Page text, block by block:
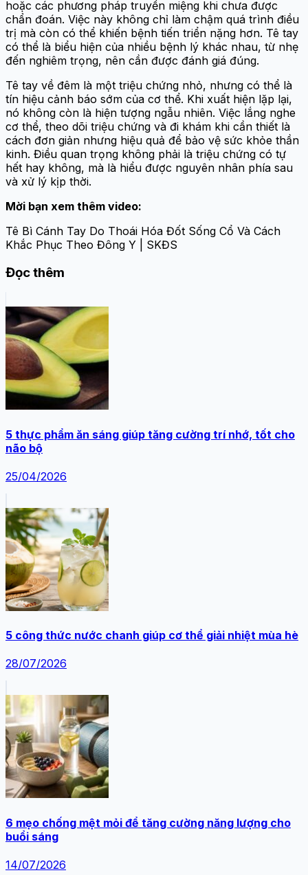
hoặc các phương pháp truyền miệng khi chưa được
chẩn đoán. Việc này không chỉ làm chậm quá trình điều
trị mà còn có thể khiến bệnh tiến triển nặng hơn. Tê tay
có thể là biểu hiện của nhiều bệnh lý khác nhau, từ nhẹ
đến nghiêm trọng, nên cần được đánh giá đúng.
Tê tay về đêm là một triệu chứng nhỏ, nhưng có thể là
tín hiệu cảnh báo sớm của cơ thể. Khi xuất hiện lặp lại,
nó không còn là hiện tượng ngẫu nhiên. Việc lắng nghe
cơ thể, theo dõi triệu chứng và đi khám khi cần thiết là
cách đơn giản nhưng hiệu quả để bảo vệ sức khỏe thần
kinh. Điều quan trọng không phải là triệu chứng có tự
hết hay không, mà là hiểu được nguyên nhân phía sau
và xử lý kịp thời.
Mời bạn xem thêm video:
Tê Bì Cánh Tay Do Thoái Hóa Đốt Sống Cổ Và Cách
Khắc Phục Theo Đông Y | SKĐS
Đọc thêm
5 thực phẩm ăn sáng giúp tăng cường trí nhớ, tốt cho
não bộ
25/04/2026
5 công thức nước chanh giúp cơ thể giải nhiệt mùa hè
28/07/2026
6 mẹo chống mệt mỏi để tăng cường năng lượng cho
buổi sáng
14/07/2026